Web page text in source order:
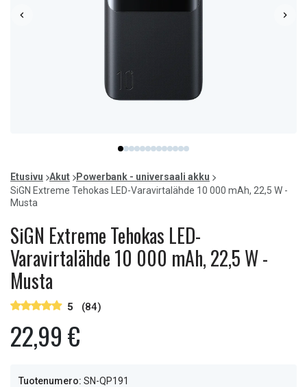
item
0
item
1
item
2
item
3
item
4
item
5
item
6
item
7
item
8
item
9
item
10
item
11
item
12
of
13
Etusivu Akut
Powerbank - universaali akku
SiGN Extreme Tehokas LED-Varavirtalähde 10 000 mAh, 22,5 W -
Musta
SiGN Extreme Tehokas LED-
Varavirtalähde 10 000 mAh, 22,5 W -
Musta
5 (84)
22,99 €
Tuotenumero: SN-QP191